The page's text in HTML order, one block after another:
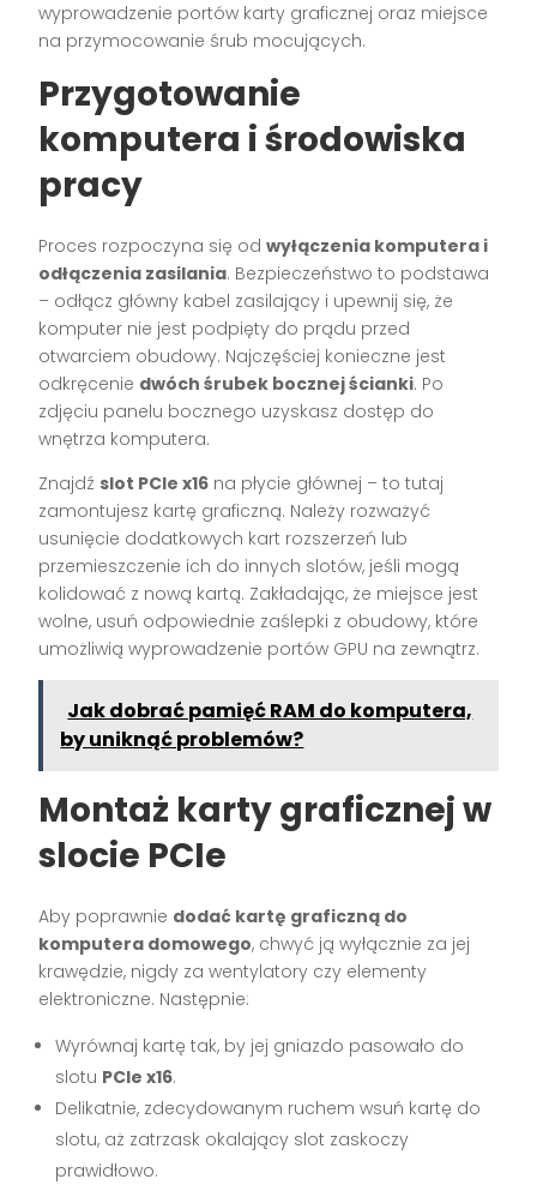
wyprowadzenie portów karty graficznej oraz miejsce
na przymocowanie śrub mocujących.
Przygotowanie
komputera i środowiska
pracy
Proces rozpoczyna się odwyłączenia komputera i
odłączenia zasilania. Bezpieczeństwo to podstawa
– odłącz główny kabel zasilający i upewnij się, że
komputer nie jest podpięty do prądu przed
otwarciem obudowy. Najczęściej konieczne jest
odkręcenie dwóch śrubek bocznej ścianki. Po
zdjęciu panelu bocznego uzyskasz dostęp do
wnętrza komputera.
Znajdź slot PCIe x16 na płycie głównej – to tutaj
zamontujesz kartę graficzną. Należy rozważyć
usunięcie dodatkowych kart rozszerzeń lub
przemieszczenie ich do innych slotów, jeśli mogą
kolidować z nową kartą. Zakładając, że miejsce jest
wolne, usuń odpowiednie zaślepki z obudowy, które
umożliwią wyprowadzenie portów GPU na zewnątrz.
Jak dobrać pamięć RAM do komputera,
by uniknąć problemów?
Montaż karty graficznej w
slocie PCIe
Aby poprawnie dodać kartę graficzną do
komputera domowego, chwyć ją wyłącznie za jej
krawędzie, nigdy za wentylatory czy elementy
elektroniczne. Następnie:
Wyrównaj kartę tak, by jej gniazdo pasowało do
slotu PCIe x16.
Delikatnie, zdecydowanym ruchem wsuń kartę do
slotu, aż zatrzask okalający slot zaskoczy
prawidłowo.